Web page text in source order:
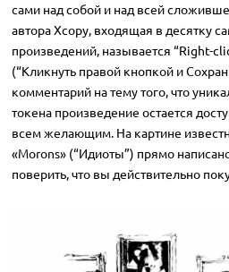
сами над собой и над всей
автора Xcopy, входящая в десятку
произведений, называется “Right-
(“Кликнуть правой кнопкой и
комментарий на тему того, что
токена произведение остается
всем желающим. На картине
«Morons» (“Идиоты”) прямо
поверить, что вы действительно